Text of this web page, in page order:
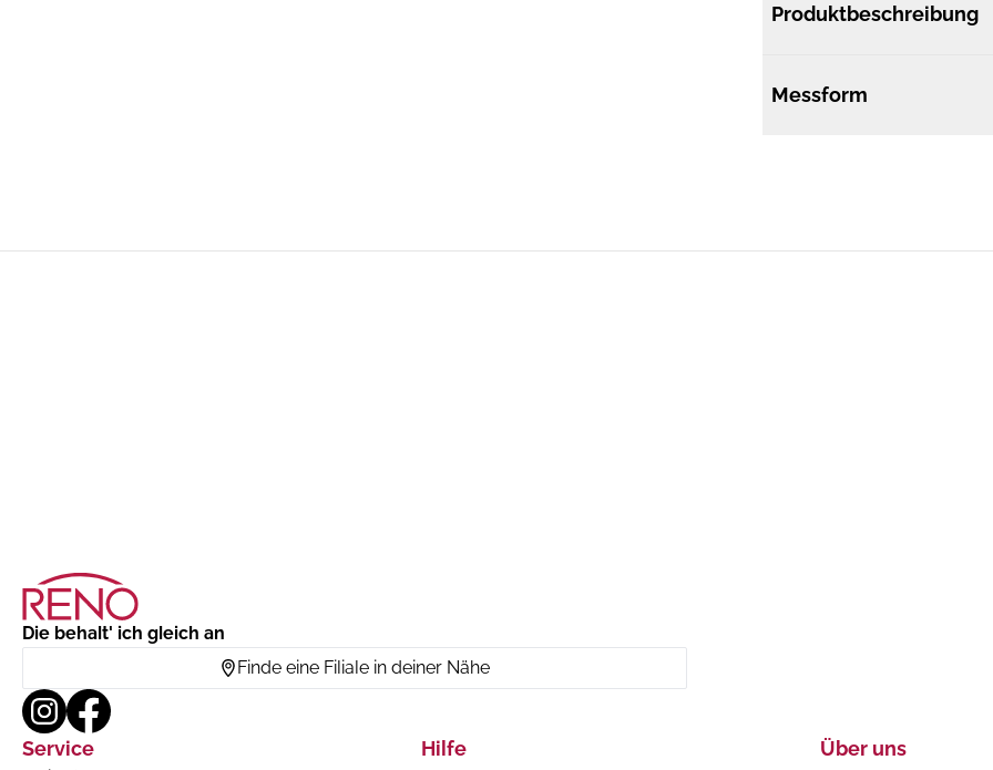
Produktbeschreibung
Messform
Die behalt' ich gleich an
Finde eine Filiale in deiner Nähe
Service Hilfe Über uns